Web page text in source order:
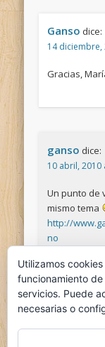
Ganso dice:
14 diciembre,
Gracias,
ganso dice:
10 abril, 2010
Un punto de
mismo tema
http://
no
Utilizamos
funcionamiento
servicios. Puede
necesarias o